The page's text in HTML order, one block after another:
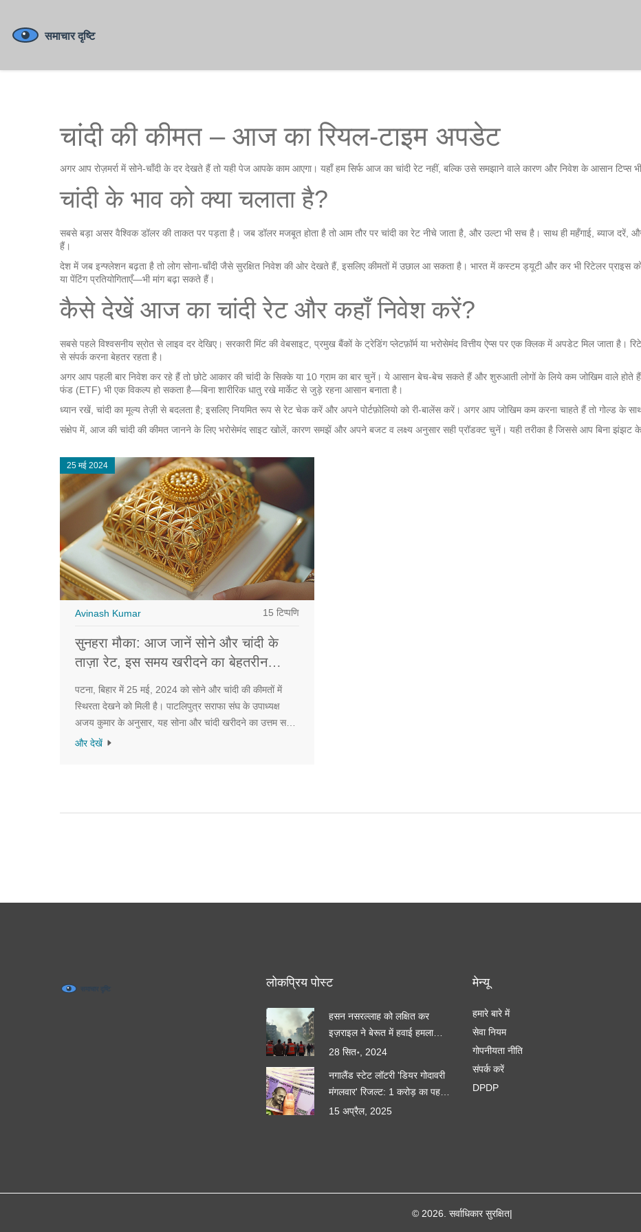
चांदी की कीमत – आज का रियल‑टाइम अपडेट
अगर आप रोज़मर्रा में सोने‑चाँदी के दर देखते हैं तो यही पेज आपके काम आएगा। यहाँ हम सिर्फ आज का चांदी रेट नहीं, बल्कि उसे समझाने वाले कारण और निवेश के आसान टिप्स भी
चांदी के भाव को क्या चलाता है?
सबसे बड़ा असर वैश्विक डॉलर की ताकत पर पड़ता है। जब डॉलर मजबूत होता है तो आम तौर पर चांदी का रेट नीचे जाता है, और उल्टा भी सच है। साथ ही महँगाई, ब्याज दरें, और
हैं।
देश में जब इन्फ्लेशन बढ़ता है तो लोग सोना‑चाँदी जैसे सुरक्षित निवेश की ओर देखते हैं, इसलिए कीमतों में उछाल आ सकता है। भारत में कस्टम ड्यूटी और कर भी रिटेलर प्राइस
या पेंटिंग प्रतियोगिताएँ—भी मांग बढ़ा सकते हैं।
कैसे देखें आज का चांदी रेट और कहाँ निवेश करें?
सबसे पहले विश्वसनीय स्रोत से लाइव दर देखिए। सरकारी मिंट की वेबसाइट, प्रमुख बैंकों के ट्रेडिंग प्लेटफ़ॉर्म या भरोसेमंद वित्तीय ऐप्स पर एक क्लिक में अपडेट मिल जाता है।
से संपर्क करना बेहतर रहता है।
अगर आप पहली बार निवेश कर रहे हैं तो छोटे आकार की चांदी के सिक्के या 10 ग्राम का बार चुनें। ये आसान बेच‑बेच सकते हैं और शुरुआती लोगों के लिये कम जोखिम वाले होते
फंड (ETF) भी एक विकल्प हो सकता है—बिना शारीरिक धातु रखे मार्केट से जुड़े रहना आसान बनाता है।
ध्यान रखें, चांदी का मूल्य तेज़ी से बदलता है; इसलिए नियमित रूप से रेट चेक करें और अपने पोर्टफ़ोलियो को री‑बालेंस करें। अगर आप जोखिम कम करना चाहते हैं तो गोल्ड के
संक्षेप में, आज की चांदी की कीमत जानने के लिए भरोसेमंद साइट खोलें, कारण समझें और अपने बजट व लक्ष्य अनुसार सही प्रॉडक्ट चुनें। यही तरीका है जिससे आप बिना झंझट
25 मई 2024
Avinash Kumar 15 टिप्पणि
सुनहरा मौका: आज जानें सोने और चांदी के
ताज़ा रेट, इस समय खरीदने का बेहतरीन
अवसर
पटना, बिहार में 25 मई, 2024 को सोने और चांदी की कीमतों में
स्थिरता देखने को मिली है। पाटलिपुत्र सराफा संघ के उपाध्यक्ष
अजय कुमार के अनुसार, यह सोना और चांदी खरीदने का उत्तम समय
है। 22 कैरेट सोने की कीमत ₹67,700 प्रति 10 ग्राम और 24
और देखें
लोकप्रिय पोस्ट
हसन नसरल्लाह को लक्षित कर
इज़राइल ने बेरूत में हवाई हमला
किया
28 सित॰, 2024
नगालैंड स्टेट लॉटरी 'डियर गोदावरी
मंगलवार' रिजल्ट: 1 करोड़ का पहला
इनाम घोषित
15 अप्रैल, 2025
मेन्यू
हमारे बारे में
सेवा नियम
गोपनीयता नीति
संपर्क करें
DPDP
© 2026. सर्वाधिकार सुरक्षित|